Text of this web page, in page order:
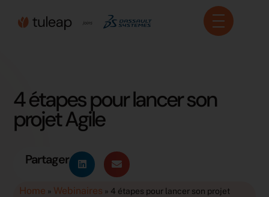
4 étapes pour lancer son
projet Agile
Partager
Home » Webinaires » 4 étapes pour lancer son projet